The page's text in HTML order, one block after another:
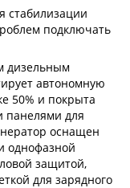
стабилизации
подключать
дизельным
автономную
50% и покрыта
для
оснащен
однофазной
защитой,
для зарядного